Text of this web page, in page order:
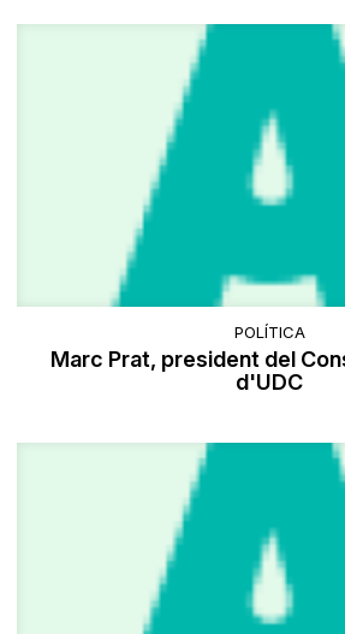
POLÍTICA
Marc Prat, president del
d'UDC